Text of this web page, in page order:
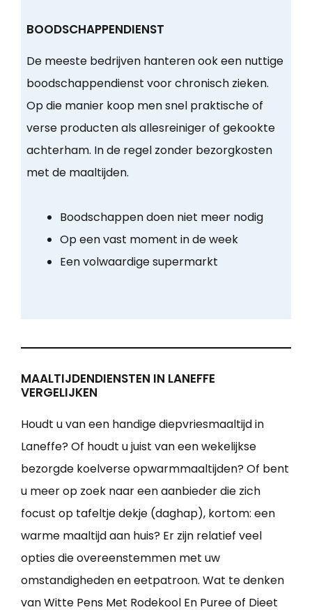
BOODSCHAPPENDIENST
De meeste bedrijven hanteren ook een nuttige
boodschappendienst voor chronisch zieken.
Op die manier koop men snel praktische of
verse producten als allesreiniger of gekookte
achterham. In de regel zonder bezorgkosten
met de maaltijden.
Boodschappen doen niet meer nodig
Op een vast moment in de week
Een volwaardige supermarkt
MAALTIJDENDIENSTEN IN LANEFFE
VERGELIJKEN
Houdt u van een handige diepvriesmaaltijd in
Laneffe? Of houdt u juist van een wekelijkse
bezorgde koelverse opwarmmaaltijden? Of bent
u meer op zoek naar een aanbieder die zich
focust op tafeltje dekje (daghap), kortom: een
warme maaltijd aan huis? Er zijn relatief veel
opties die overeenstemmen met uw
omstandigheden en eetpatroon. Wat te denken
van Witte Pens Met Rodekool En Puree of Dieet